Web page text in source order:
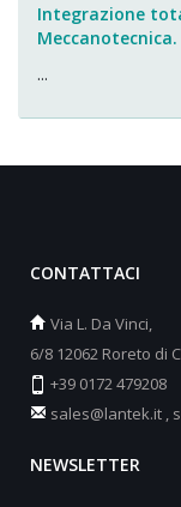
Integrazione
Meccanotecnica.
...
CONTATTACI
Via L. Da Vinci,
6/8 12062 Roreto di
+39 0172 479208
sales@lantek.it ,
NEWSLETTER